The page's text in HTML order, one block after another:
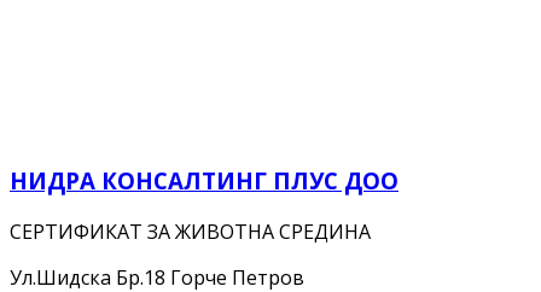
НИДРА КОНСАЛТИНГ ПЛУС ДОО
СЕРТИФИКАТ ЗА ЖИВОТНА СРЕДИНА
Ул.Шидска Бр.18 Горче Петров